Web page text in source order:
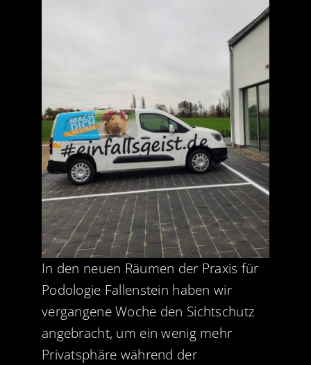
In den neuen Räumen der Praxis für
Podologie Fallenstein haben wir
vergangene Woche den Sichtschutz
angebracht, um ein wenig mehr
Privatsphäre während der